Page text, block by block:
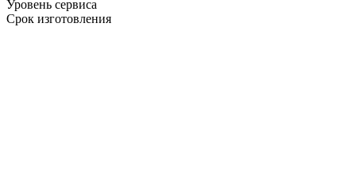
Уровень сервиса
Срок изготовления